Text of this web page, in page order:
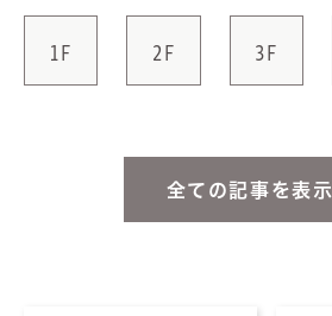
1F 2F 3F
全ての記事を表示